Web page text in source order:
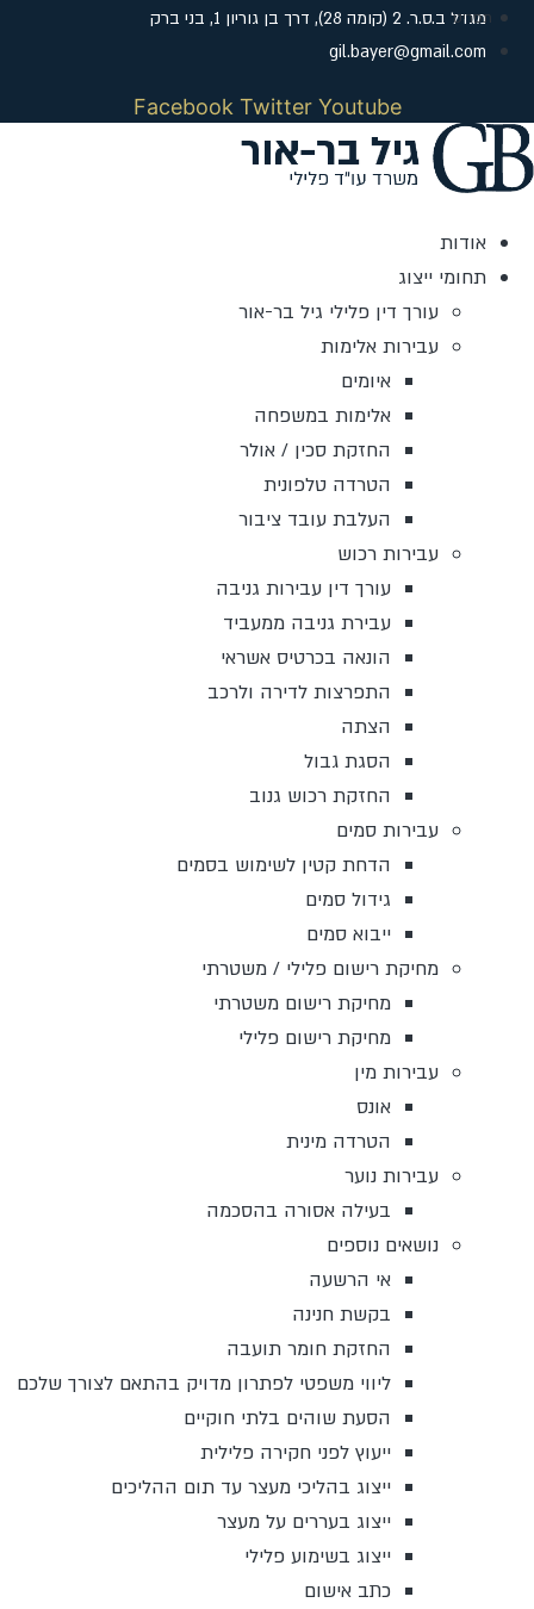
דלג
לתוכן
מגדל ב.ס.ר. 2 (קומה 28), דרך בן גוריון 1, בני ברק
gil.bayer@gmail.com
Facebook Twitter Youtube
אודות
תחומי ייצוג
עורך דין פלילי גיל בר-אור
עבירות אלימות
איומים
אלימות במשפחה
החזקת סכין / אולר
הטרדה טלפונית
העלבת עובד ציבור
עבירות רכוש
עורך דין עבירות גניבה
עבירת גניבה ממעביד
הונאה בכרטיס אשראי
התפרצות לדירה ולרכב
הצתה
הסגת גבול
החזקת רכוש גנוב
עבירות סמים
הדחת קטין לשימוש בסמים
גידול סמים
ייבוא סמים
מחיקת רישום פלילי / משטרתי
מחיקת רישום משטרתי
מחיקת רישום פלילי
עבירות מין
אונס
הטרדה מינית
עבירות נוער
בעילה אסורה בהסכמה
נושאים נוספים
אי הרשעה
בקשת חנינה
החזקת חומר תועבה
ליווי משפטי לפתרון מדויק בהתאם לצורך שלכם
הסעת שוהים בלתי חוקיים
ייעוץ לפני חקירה פלילית
ייצוג בהליכי מעצר עד תום ההליכים
ייצוג בעררים על מעצר
ייצוג בשימוע פלילי
כתב אישום